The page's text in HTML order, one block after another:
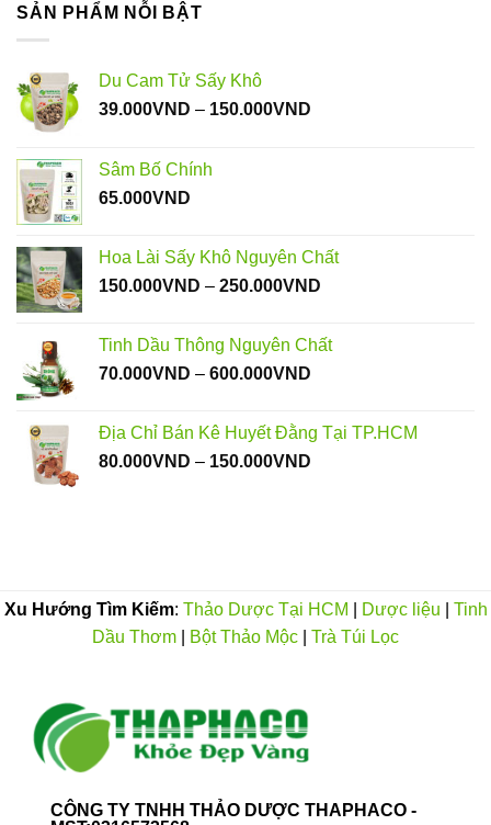
SẢN PHẨM NỖI BẬT
Du Cam Tử Sấy Khô
39.000VND – 150.000VND
Sâm Bố Chính
65.000VND
Hoa Lài Sấy Khô Nguyên Chất
150.000VND – 250.000VND
150.000VND
Tinh Dầu Thông Nguyên Chất
70.000VND – 600.000VND
70.000VND
Địa Chỉ Bán Kê Huyết Đằng Tại TP.HCM
80.000VND – 150.000VND
Xu Hướng Tìm Kiếm: Thảo Dược Tại HCM Dược liệu
Tinh
Dầu Thơm
Bột Thảo Mộc Trà Túi Lọc
CÔNG TY TNHH THẢO DƯỢC THAPHACO -